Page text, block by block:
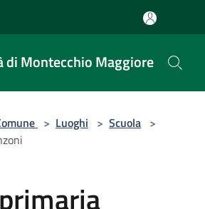
di Montecchio Maggiore
> Luoghi > Scuola >